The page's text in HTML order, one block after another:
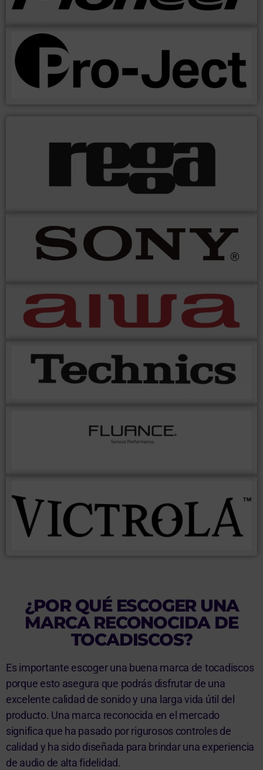
¿POR QUÉ ESCOGER UNA
MARCA RECONOCIDA DE
TOCADISCOS?
Es importante escoger una buena marca de tocadiscos
porque esto asegura que podrás disfrutar de una
excelente calidad de sonido y una larga vida útil del
producto. Una marca reconocida en el mercado
significa que ha pasado por rigurosos controles de
calidad y ha sido diseñada para brindar una experiencia
de audio de alta fidelidad.